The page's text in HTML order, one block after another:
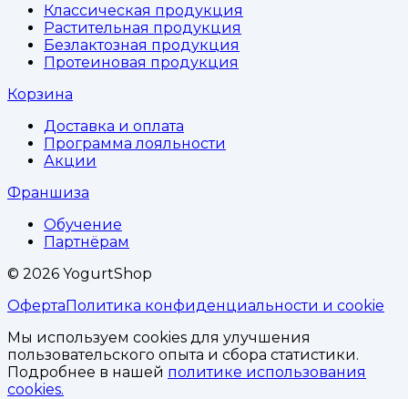
Классическая продукция
Растительная продукция
Безлактозная продукция
Протеиновая продукция
Корзина
Доставка и оплата
Программа лояльности
Акции
Франшиза
Обучение
Партнёрам
© 2026 YogurtShop
ОфертаПолитика конфиденциальности и cookie
Мы используем cookies для улучшения
пользовательского опыта и сбора статистики.
Подробнее в нашей политике использования
cookies.